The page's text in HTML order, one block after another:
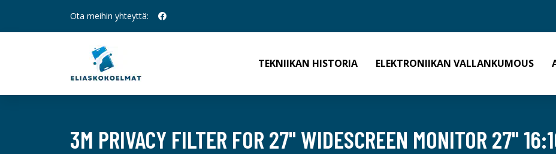
Ota meihin yhteyttä:
TEKNIIKAN HISTORIA ELEKTRONIIKAN VALLANKUMOUS
3M PRIVACY FILTER FOR 27" WIDESCREEN MONITOR 27"